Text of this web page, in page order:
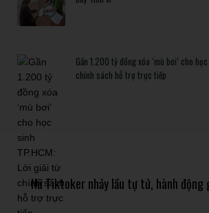
Gần 1.200 tỷ đồng xóa ‘mù bơi’ cho
chính sách hỗ trợ trực tiếp
Nữ Tiktoker nhảy lầu tự tử, hành động